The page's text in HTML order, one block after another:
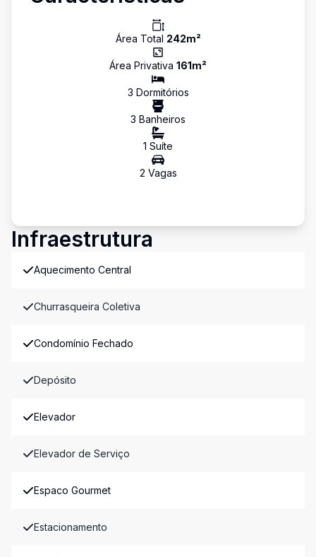
Área Total 242m²
Área Privativa 161m²
3 Dormitórios
3 Banheiros
1 Suíte
2 Vagas
Infraestrutura
Aquecimento Central
Churrasqueira Coletiva
Condomínio Fechado
Depósito
Elevador
Elevador de Serviço
Espaco Gourmet
Estacionamento